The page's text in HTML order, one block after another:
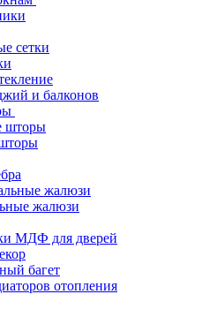
сетки
и балконов
шторы
жалюзи
жалюзи
МДФ для дверей
багет
отопления